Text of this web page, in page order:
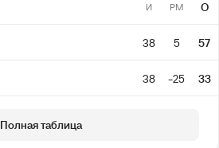
И РМ О
38 5 57
38 -25 33
Полная таблица